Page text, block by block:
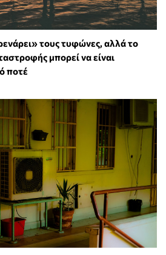
τους τυφώνες, αλλά το
μπορεί να είναι
ποτέ